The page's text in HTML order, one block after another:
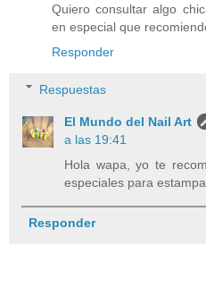
Quiero consultar algo
en especial que
Responder
Respuestas
El Mundo del Nail Art
a las 19:41
Hola wapa, yo te
especiales para
Responder